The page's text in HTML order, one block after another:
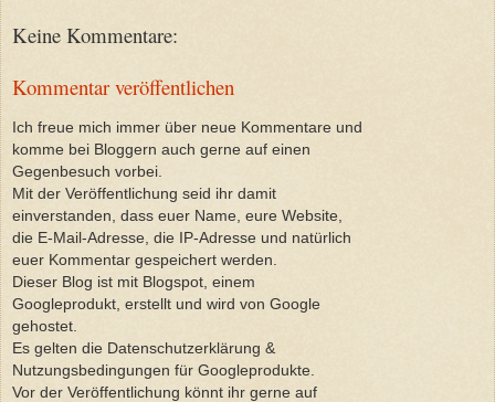
Keine Kommentare:
Kommentar veröffentlichen
Ich freue mich immer über neue Kommentare und
komme bei Bloggern auch gerne auf einen
Gegenbesuch vorbei.
Mit der Veröffentlichung seid ihr damit
einverstanden, dass euer Name, eure Website,
die E-Mail-Adresse, die IP-Adresse und natürlich
euer Kommentar gespeichert werden.
Dieser Blog ist mit Blogspot, einem
Googleprodukt, erstellt und wird von Google
gehostet.
Es gelten die Datenschutzerklärung &
Nutzungsbedingungen für Googleprodukte.
Vor der Veröffentlichung könnt ihr gerne auf